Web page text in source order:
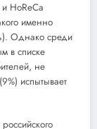
HoReCa
именно
Однако среди
в списке
не
испытывает